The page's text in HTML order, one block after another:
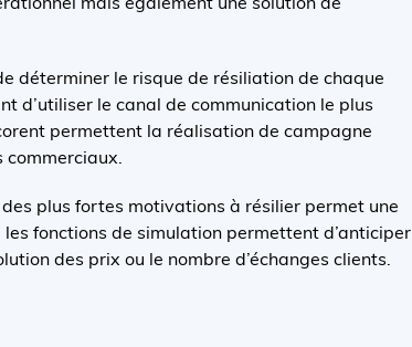
mais également une solution de
déterminer le risque de résiliation de chaque
d’utiliser le canal de communication le plus
permettent la réalisation de campagne
commerciaux.
plus fortes motivations à résilier permet une
fonctions de simulation permettent d’anticiper
des prix ou le nombre d’échanges clients.